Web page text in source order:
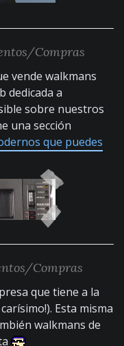
Compras
vende walkmans
dedicada a
sobre nuestros
una sección
que puedes
Compras
que tiene a la
carísimo!). Esta misma
walkmans de